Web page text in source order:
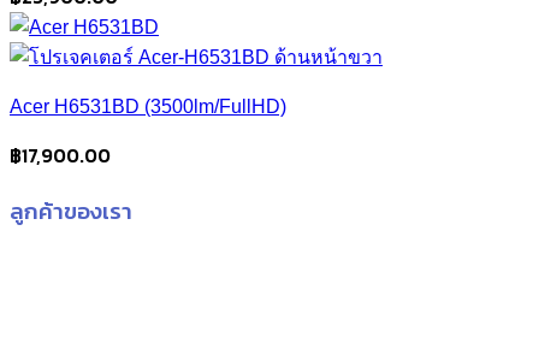
Acer H6531BD (3500lm/FullHD)
฿17,900.00
ลูกค้าของเรา